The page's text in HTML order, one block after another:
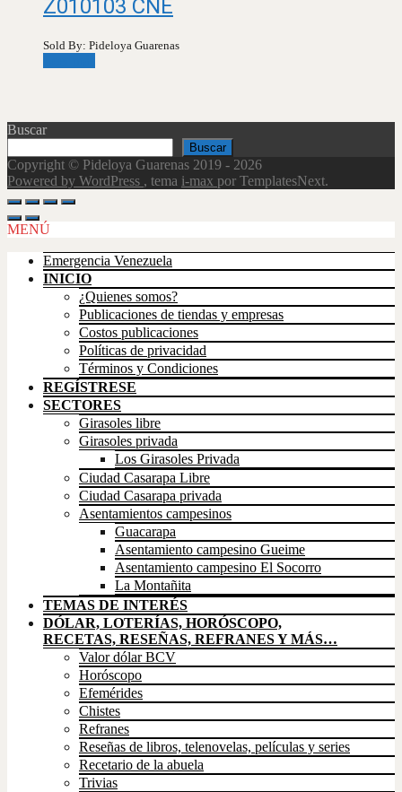
Z010103 CNE
Sold By: Pideloya Guarenas
Buscar
Buscar
Copyright © Pideloya Guarenas 2019 - 2026
Powered by WordPress , tema i-max por TemplatesNext.
Scroll
Up
MENÚ
Emergencia Venezuela
INICIO
¿Quienes somos?
Publicaciones de tiendas y empresas
Costos publicaciones
Políticas de privacidad
Términos y Condiciones
REGÍSTRESE
SECTORES
Girasoles libre
Girasoles privada
Los Girasoles Privada
Ciudad Casarapa Libre
Ciudad Casarapa privada
Asentamientos campesinos
Guacarapa
Asentamiento campesino Gueime
Asentamiento campesino El Socorro
La Montañita
TEMAS DE INTERÉS
DÓLAR, LOTERÍAS, HORÓSCOPO,
RECETAS, RESEÑAS, REFRANES Y MÁS…
Valor dólar BCV
Horóscopo
Efemérides
Chistes
Refranes
Reseñas de libros, telenovelas, películas y series
Recetario de la abuela
Trivias